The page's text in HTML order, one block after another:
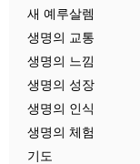
새 예루살렘
생명의 교통
생명의 느낌
생명의 성장
생명의 인식
생명의 체험
기도